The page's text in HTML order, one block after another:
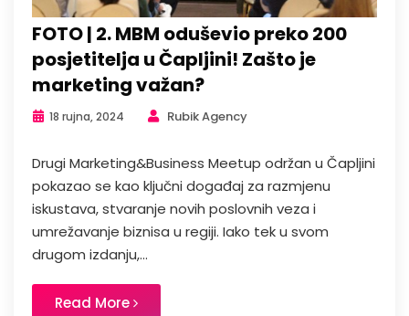
FOTO | 2. MBM oduševio preko 200
posjetitelja u Čapljini! Zašto je
marketing važan?
18 rujna, 2024 Rubik Agency
Drugi Marketing&Business Meetup održan u Čapljini
pokazao se kao ključni događaj za razmjenu
iskustava, stvaranje novih poslovnih veza i
umrežavanje biznisa u regiji. Iako tek u svom
drugom izdanju,...
Read More